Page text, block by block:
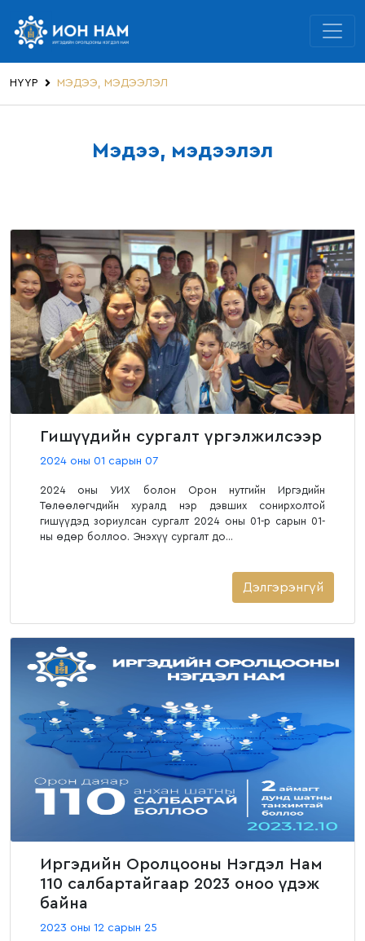
НҮҮР МЭДЭЭ, МЭДЭЭЛЭЛ
Мэдээ, мэдээлэл
Гишүүдийн сургалт үргэлжилсээр
2024 оны 01 сарын 07
2024 оны УИХ болон Орон нутгийн Иргэдийн
Төлөөлөгчдийн хуралд нэр дэвших сонирхолтой
гишүүдэд зориулсан сургалт 2024 оны 01-р сарын 01-
ны өдөр боллоо. Энэхүү сургалт до...
Дэлгэрэнгүй
Иргэдийн Оролцооны Нэгдэл Нам
110 салбартайгаар 2023 оноо үдэж
байна
2023 оны 12 сарын 25